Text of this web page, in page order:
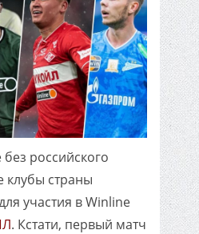
российского
клубы страны
участия в Winline
. Кстати, первый матч